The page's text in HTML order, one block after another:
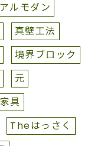
ルモダン
真壁工法
境界ブロック
元
家具
Theはっさく